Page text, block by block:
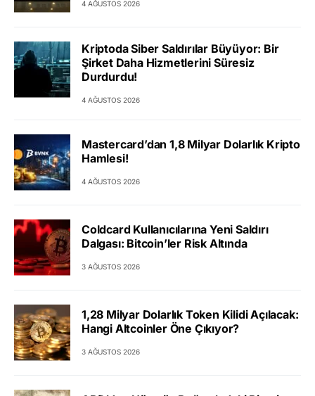
4 AĞUSTOS 2026
Kriptoda Siber Saldırılar Büyüyor: Bir
Şirket Daha Hizmetlerini Süresiz
Durdurdu!
4 AĞUSTOS 2026
Mastercard’dan 1,8 Milyar Dolarlık Kripto
Hamlesi!
4 AĞUSTOS 2026
Coldcard Kullanıcılarına Yeni Saldırı
Dalgası: Bitcoin’ler Risk Altında
3 AĞUSTOS 2026
1,28 Milyar Dolarlık Token Kilidi Açılacak:
Hangi Altcoinler Öne Çıkıyor?
3 AĞUSTOS 2026